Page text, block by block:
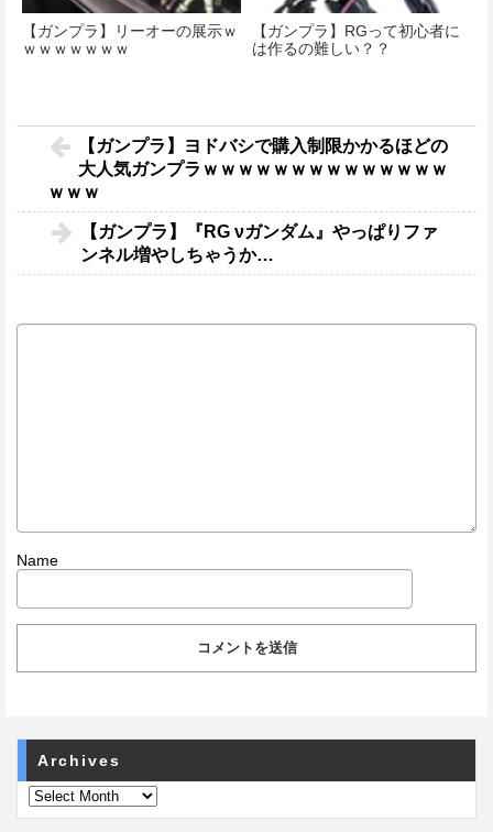
【ガンプラ】リーオーの展示ｗ
ｗｗｗｗｗｗｗ
【ガンプラ】RGって初心者に
は作るの難しい？？
【ガンプラ】ヨドバシで購入制限かかるほどの
大人気ガンプラｗｗｗｗｗｗｗｗｗｗｗｗｗｗ
ｗｗｗ
【ガンプラ】『RG νガンダム』やっぱりファ
ンネル増やしちゃうか…
Name
Archives